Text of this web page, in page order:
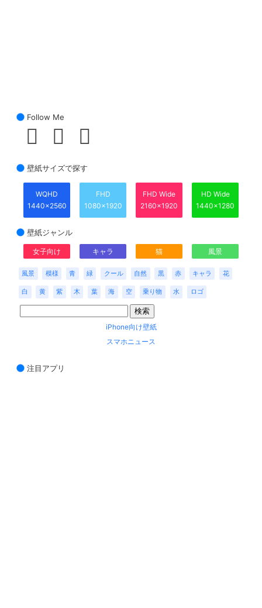
Follow Me
壁紙サイズで探す
WQHD
1440x2560
FHD
1080x1920
FHD Wide
2160x1920
HD Wide
1440x1280
壁紙ジャンル
女子向け キャラ 猫 風景
風景 模様 青 緑 クール 自然 黒 赤 キャラ 花
白 黄 紫 木 葉 海 空 乗り物 水 ロゴ
iPhone向け壁紙
スマホニュース
注目アプリ